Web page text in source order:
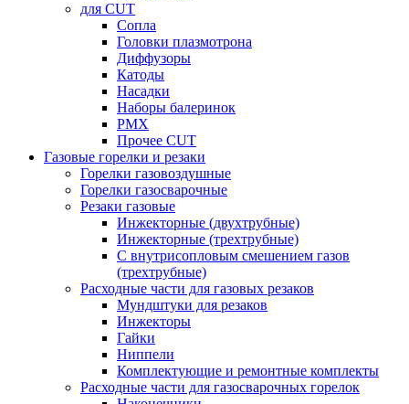
для CUT
Сопла
Головки плазмотрона
Диффузоры
Катоды
Насадки
Наборы балеринок
PMX
Прочее CUT
Газовые горелки и резаки
Горелки газовоздушные
Горелки газосварочные
Резаки газовые
Инжекторные (двухтрубные)
Инжекторные (трехтрубные)
С внутрисопловым смешением газов
(трехтрубные)
Расходные части для газовых резаков
Мундштуки для резаков
Инжекторы
Гайки
Ниппели
Комплектующие и ремонтные комплекты
Расходные части для газосварочных горелок